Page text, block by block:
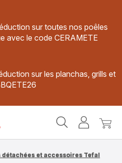
sur toutes nos poêles
avec le code CERAMETE
sur les planchas, grills et
MonMon
et accessoires Tefal